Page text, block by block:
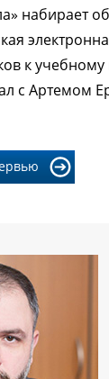
набирает
к учебному
с Артемом